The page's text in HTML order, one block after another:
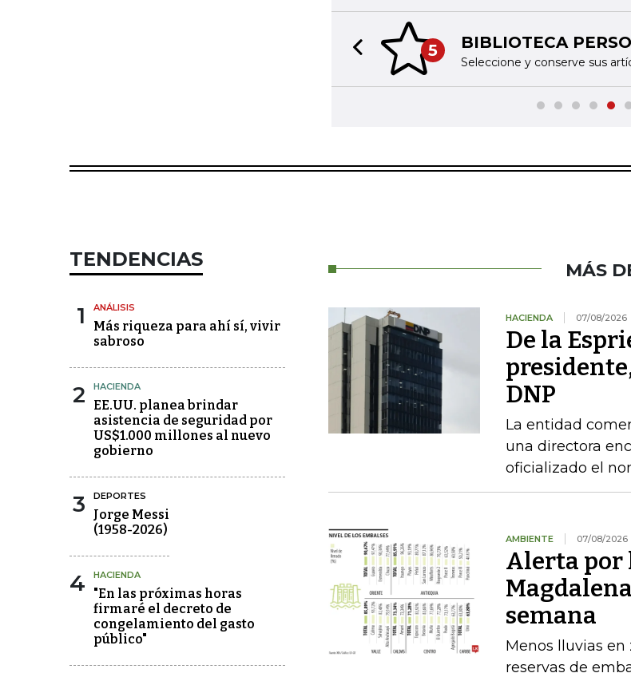
5 BIBLIOTECA
Seleccione y conserve sus
Previous slide
TENDENCIAS
1 ANÁLISIS
Más riqueza para ahí sí, vivir
sabroso
2 HACIENDA
EE.UU. planea brindar
asistencia de seguridad por
US$1.000 millones al nuevo
gobierno
3 DEPORTES
Jorge Messi
(1958-2026)
4 HACIENDA
"En las próximas horas
firmaré el decreto de
congelamiento del gasto
público"
MÁS
HACIENDA 07/08/2026
De la
DNP
La entidad
una directora
oficializado el
AMBIENTE 07/08/2026
Alerta por
semana
Menos lluvias
reservas de